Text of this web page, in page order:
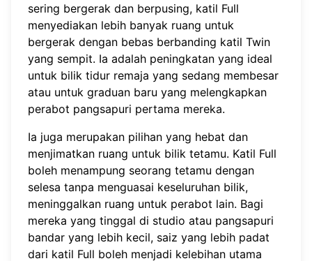
sering bergerak dan berpusing, katil Full
menyediakan lebih banyak ruang untuk
bergerak dengan bebas berbanding katil Twin
yang sempit. Ia adalah peningkatan yang ideal
untuk bilik tidur remaja yang sedang membesar
atau untuk graduan baru yang melengkapkan
perabot pangsapuri pertama mereka.
Ia juga merupakan pilihan yang hebat dan
menjimatkan ruang untuk bilik tetamu. Katil Full
boleh menampung seorang tetamu dengan
selesa tanpa menguasai keseluruhan bilik,
meninggalkan ruang untuk perabot lain. Bagi
mereka yang tinggal di studio atau pangsapuri
bandar yang lebih kecil, saiz yang lebih padat
dari katil Full boleh menjadi kelebihan utama